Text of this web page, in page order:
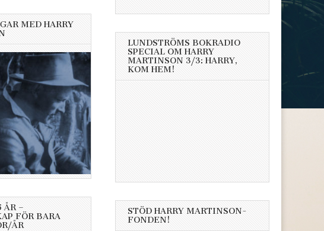
MED HARRY
ÅR –
FÖR BARA
ÅR
LUNDSTRÖMS BOKRADIO
SPECIAL OM HARRY
MARTINSON 3/3: HARRY,
KOM HEM!
STÖD HARRY MARTINSON-
FONDEN!